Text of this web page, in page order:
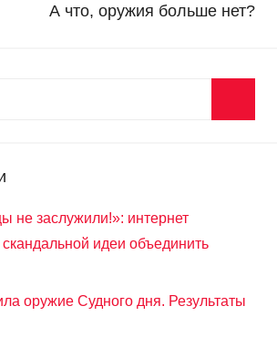
А что, оружия больше нет?
не заслужили!»: интернет
скандальной идеи объединить
оружие Судного дня. Результаты